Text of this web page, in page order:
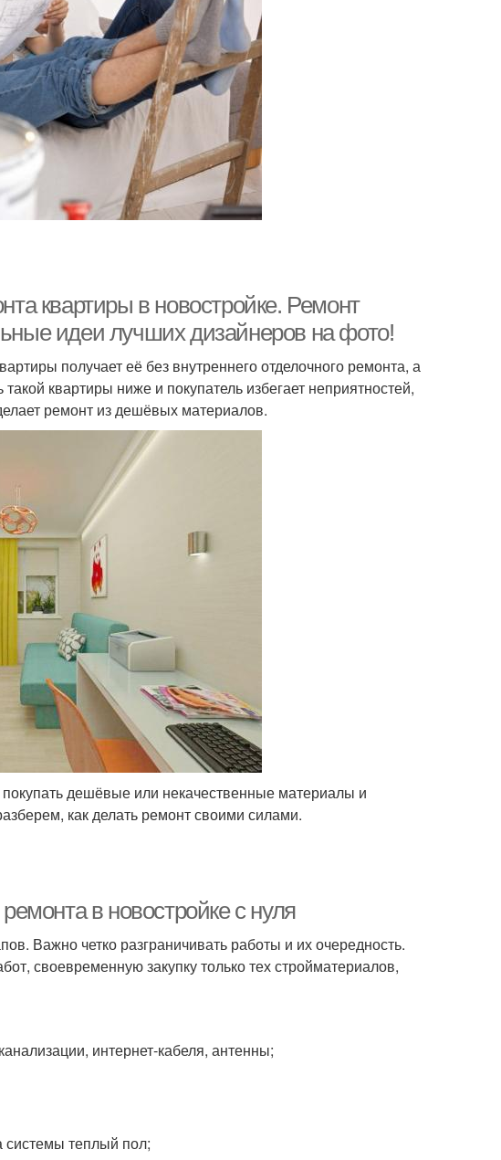
квартиры в новостройке. Ремонт
идеи лучших дизайнеров на фото!
получает её без внутреннего отделочного ремонта, а
квартиры ниже и покупатель избегает неприятностей,
ремонт из дешёвых материалов.
дешёвые или некачественные материалы и
как делать ремонт своими силами.
в новостройке с нуля
Важно четко разграничивать работы и их очередность.
своевременную закупку только тех стройматериалов,
интернет-кабеля, антенны;
системы теплый пол;